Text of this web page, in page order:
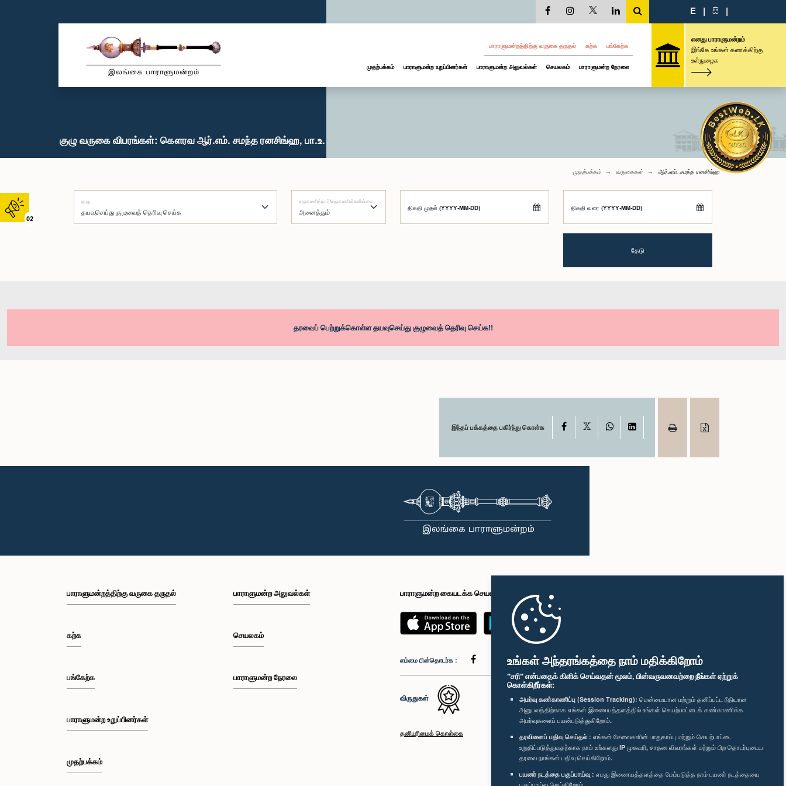
உங்கள் அந்தரங்கத்தை நாம் மதிக்கிறோம்
"சரி" என்பதைக் கிளிக் செய்வதன் மூலம், பின்வருவனவற்றை நீங்கள் ஏற்றுக்
கொள்கிறீர்கள்:
அமர்வு கண்காணிப்பு (Session Tracking): மென்மையான மற்றும் தனிப்பட்ட ரீதியான
அனுபவத்திற்காக எங்கள் இணையத்தளத்தில் உங்கள் செயற்பாட்டைக் கண்காணிக்க
அமர்வுகளைப் பயன்படுத்துகிறோம்.
தரவினைப் பதிவு செய்தல் : எங்கள் சேவைகளின் பாதுகாப்பு மற்றும் செயற்பாட்டை
உறுதிப்படுத்துவதற்காக நாம் உங்களது IP முகவரி, சாதன விவரங்கள் மற்றும் பிற தொடர்புடைய
தரவை நாங்கள் பதிவு செய்கிறோம்.
பயனர் நடத்தை பகுப்பாய்வு : எமது இணையத்தளத்தை மேம்படுத்த நாம் பயனர் நடத்தையை
02
E | සි |
பாராளுமன்றத்திற்கு வருகை தருதல் கற்க பங்கேற்க
முதற்பக்கம் பாராளுமன்ற உறுப்பினர்கள் பாராளுமன்ற அலுவல்கள் செயலகம் பாராளுமன்ற நேரலை
எனது பாராளுமன்றம்
இங்கே உங்கள் கணக்கிற்கு
உள்நுழைக
குழு வருகை விபரங்கள்: கௌரவ ஆர்.எம். சமந்த ரனசிங்ஹ, பா.உ.
முதற்பக்கம் வருகைகள் ஆர்.எம். சமந்த ரனசிங்ஹ
குழு சமூகமளித்தார்/சமூகமளிக்கவில்லை
திகதி முதல் (YYYY-MM-DD) திகதி வரை (YYYY-MM-DD)
தேடு
தரவைப் பெற்றுக்கொள்ள தயவுசெய்து குழுவைத் தெரிவு செய்க!!
இந்தப் பக்கத்தை பகிர்ந்து கொள்க Facebook WhatsAppLinkedIn
பாராளுமன்றத்திற்கு வருகை தருதல்
கற்க
பங்கேற்க
பாராளுமன்ற உறுப்பினர்கள்
முதற்பக்கம்
பாராளுமன்ற அலுவல்கள்
செயலகம்
பாராளுமன்ற நேரலை
பாராளுமன்ற கையடக்க செயலி
எம்மை பின்தொடர்க :
விருதுகள்
தனியுரிமைக் கொள்கை